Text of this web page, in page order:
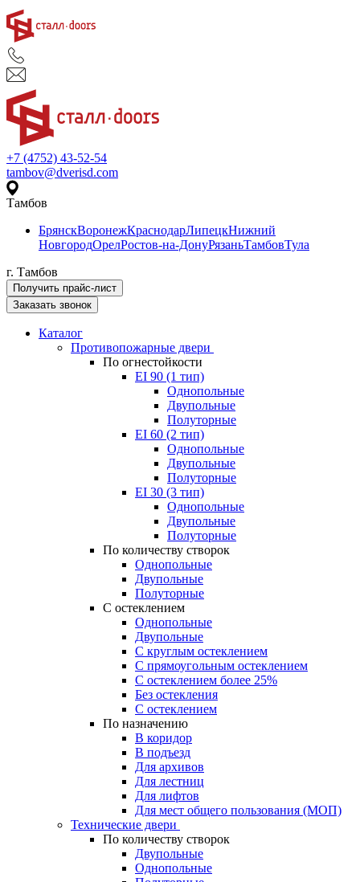
+7 (4752) 43-52-54
tambov@dverisd.com
Тамбов
БрянскВоронежКраснодарЛипецкНижний
НовгородОрелРостов-на-ДонуРязаньТамбовТула
г. Тамбов
Получить прайс-лист
Заказать звонок
Каталог
Противопожарные двери
По огнестойкости
EI 90 (1 тип)
Однопольные
Двупольные
Полуторные
EI 60 (2 тип)
Однопольные
Двупольные
Полуторные
EI 30 (3 тип)
Однопольные
Двупольные
Полуторные
По количеству створок
Однопольные
Двупольные
Полуторные
С остеклением
Однопольные
Двупольные
С круглым остеклением
С прямоугольным остеклением
С остеклением более 25%
Без остекления
С остеклением
По назначению
В коридор
В подъезд
Для архивов
Для лестниц
Для лифтов
Для мест общего пользования (МОП)
Технические двери
По количеству створок
Двупольные
Однопольные